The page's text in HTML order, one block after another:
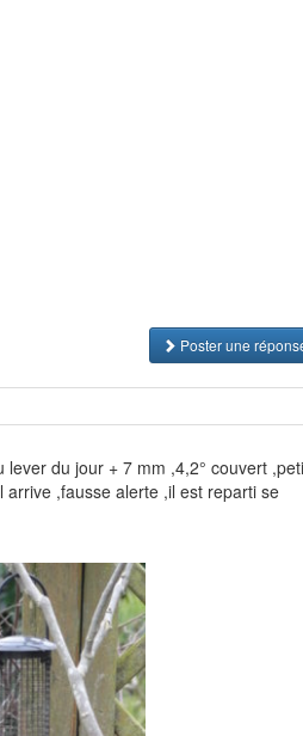
Poster une
du jour + 7 mm ,4,2° couvert
,fausse alerte ,il est reparti se